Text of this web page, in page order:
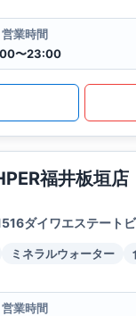
営業時間
〜23:00
福井板垣店
ダイワエステート
ミネラルウォーター
営業時間